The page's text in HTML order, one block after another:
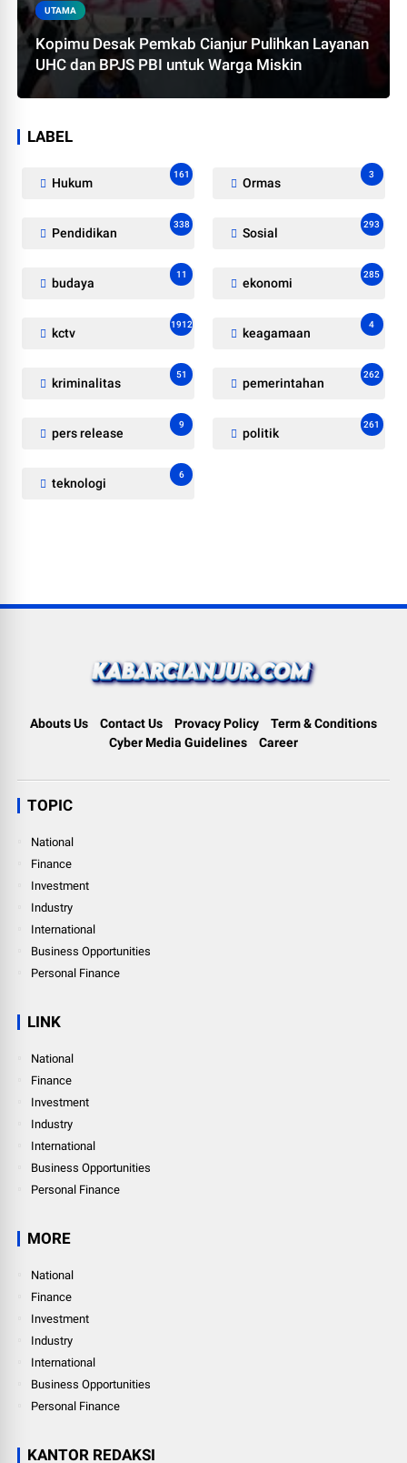
UTAMA
Kopimu Desak Pemkab Cianjur Pulihkan Layanan
UHC dan BPJS PBI untuk Warga Miskin
LABEL
Hukum
161
Ormas
3
Pendidikan
338
Sosial
293
budaya
11
ekonomi
285
kctv
1912
keagamaan
4
kriminalitas
51
pemerintahan
262
pers release
9
politik
261
teknologi
6
Abouts Us Contact Us Provacy Policy
Term & Conditions
Cyber Media Guidelines
Career
TOPIC
National
Finance
Investment
Industry
International
Business Opportunities
Personal Finance
LINK
National
Finance
Investment
Industry
International
Business Opportunities
Personal Finance
MORE
National
Finance
Investment
Industry
International
Business Opportunities
Personal Finance
KANTOR REDAKSI